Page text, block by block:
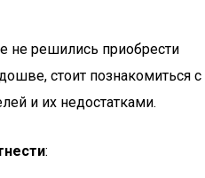
не решились приобрести
стоит познакомиться с
и их недостатками.
: